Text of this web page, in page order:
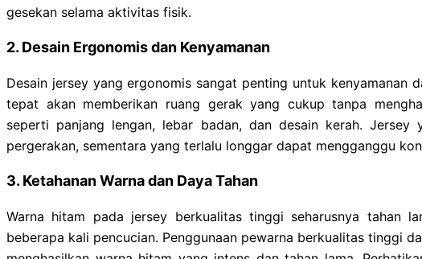
gesekan selama aktivitas fisik.
2. Desain Ergonomis dan Kenyamanan
Desain jersey yang ergonomis sangat penting untuk kenyamanan
tepat akan memberikan ruang gerak yang cukup tanpa
seperti panjang lengan, lebar badan, dan desain kerah.
pergerakan, sementara yang terlalu longgar dapat mengganggu
3. Ketahanan Warna dan Daya Tahan
Warna hitam pada jersey berkualitas tinggi seharusnya tahan
beberapa kali pencucian. Penggunaan pewarna berkualitas tinggi